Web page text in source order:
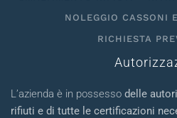
NOLEGGIO CASSONI
RICHIESTA
L’azienda è in possesso delle
rifiuti e di tutte le certificazioni